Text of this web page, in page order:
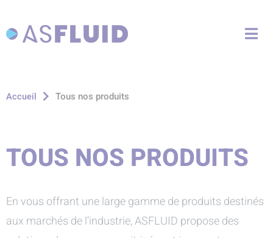
Aller à la recherche
Accueil Tous nos produits
TOUS NOS PRODUITS
En vous offrant une large gamme de produits destinés
aux marchés de l’industrie, ASFLUID propose des